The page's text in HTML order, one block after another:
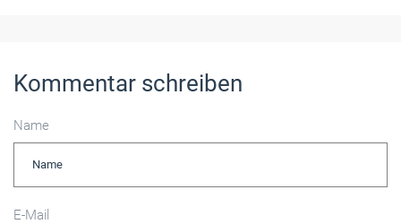
Kommentar schreiben
Name
E-Mail